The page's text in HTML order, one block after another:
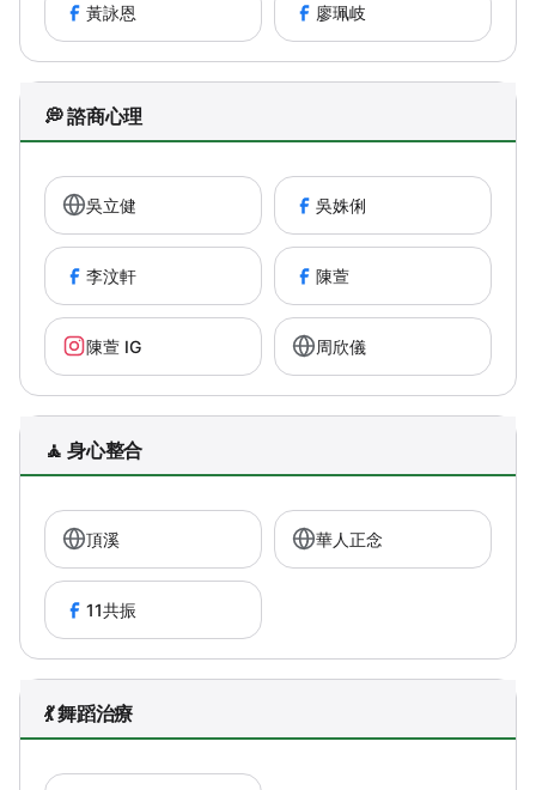
黃詠恩 廖珮岐
💭 諮商心理
吳立健 吳姝俐
李汶軒 陳萱
陳萱 IG 周欣儀
🧘 身心整合
頂溪 華人正念
11共振
💃 舞蹈治療